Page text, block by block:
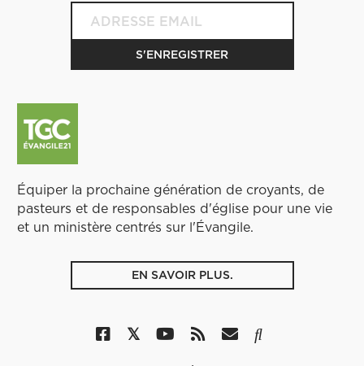
Équiper la prochaine génération de croyants, de
pasteurs et de responsables d'église pour une vie
et un ministère centrés sur l'Évangile.
EN SAVOIR PLUS.